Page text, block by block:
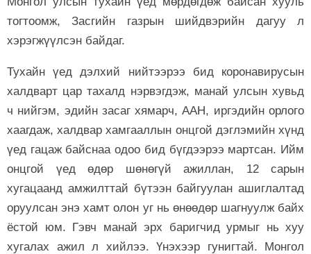
тогтоомж, Засгийн газрын шийдвэрийн дагуу л
хэрэгжүүлсэн байдаг.
Тухайн үед дэлхий нийтээрээ бид коронавирусын
халдварт цар тахалд нэрвэгдэж, манай улсын хувьд
ч нийгэм, эдийн засаг хямарч, ААН, иргэдийн орлого
хаагдаж, халдвар хамгааллын онцгой дэглэмийн хүнд
үед гацаж байснаа одоо бид бүгдээрээ мартсан. Ийм
онцгой үед өдөр шөнөгүй ажиллан, 12 сарын
хугацаанд амжилттай бүтээн байгуулан ашиглалтад
оруулсан энэ хамт олон уг нь өнөөдөр шагнуулж байх
ёстой юм. Гэвч манай эрх баригчид урмыг нь хуу
хугалах ажил л хийлээ. Үнэхээр гунигтай. Монгол